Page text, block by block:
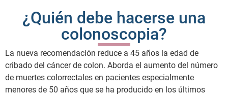
¿Quién debe hacerse una
colonoscopia?
La nueva recomendación reduce a 45 años la edad de
cribado del cáncer de colon. Aborda el aumento del número
de muertes colorrectales en pacientes especialmente
menores de 50 años que se ha producido en los últimos